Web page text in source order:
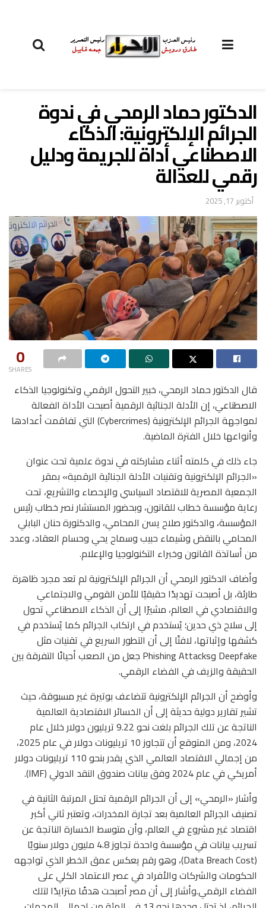
الدكتور حماد الرمحي في ندوة
الجرائم الإلكترونية: الذكاء
الاصطناعي أداة للجريمة ودليل
رقمي للعدالة
أكتوبر 17, 2025
0
SHARES
قال الدكتور حماد الرمحي، خبير التحول الرقمي وتكنولوجيا الذكاء
الاصطناعي، إن الأدلة الجنائية الرقمية أصبحت الأداة الفعالة
لمواجهة الجرائم الإلكترونية (Cybercrimes) التي تفاقمت أعدادها
وأنواعها خلال الفترة الماضية.
جاء ذلك في كلمته أثناء مشاركته في ندوة علمية تحت عنوان
«الجرائم الإلكترونية وتقنيات الأدلة الجنائية الرقمية» بمقر
الجمعية المصرية للاقتصاد السياسي والإحصاء والتشريع، تحت
رعاية مؤسسة خطاب للقانون، وبحضور المستشار نصر خطاب رئيس
المؤسسة، والدكتور صلاح يسن المحامي، والدكتورة حنان البابلي
المحامي بالنقض وشيماء حبيب وسماح يحي وحسام العقاد، وعدد
من أساتذة القانون وخبراء التكنولوجيا والإعلام.
وأضاف الدكتور الرمحي أن الجرائم الإلكترونية لم تعد مجرد ظاهرة
طارئة، بل أصبحت تهديدًا حقيقيًا للأمن القومي والاجتماعي
والاقتصادي في العالم، مشيرًا إلى أن الذكاء الاصطناعي تحول
إلى سلاح ذي حدين؛ يُستخدم في ارتكاب الجرائم كما يُستخدم في
كشفها وإثباتها، لافتًا إلى أن التطور السريع في تقنيات مثل
Deepfake وPhishing Attacks جعل من الصعب أحيانًا التفرقة بين
الحقيقة والزيف في الفضاء الرقمي.
وأوضح أن الجرائم الإلكترونية تتضاعف بوتيرة غير مسبوقة، حيث
تشير تقارير دولية حديثة إلى أن الخسائر الاقتصادية العالمية
الناتجة عن تلك الجرائم بلغت نحو 9.22 تريليون دولار خلال عام
2024، ومن المتوقع أن تتجاوز 10 تريليونات دولار في عام 2025،
من إجمالي الاقتصاد العالمي الذي يقدر بنحو 110 تريليونات دولار
أمريكي في عام 2024 وفق بيانات صندوق النقد الدولي (IMF).
وأشار «الرمحي» إلى أن الجرائم الرقمية تحتل المرتبة الثانية في
تصنيف الجرائم العالمية بعد تجارة المخدرات، وتعتبر ثاني أكبر
اقتصاد غير مشروع في العالم، وأن متوسط الخسارة الناتجة عن
تسريب بيانات في مؤسسة واحدة تجاوز 4.8 مليون دولار سنويًا
(Data Breach Cost)، وهو رقم يعكس عمق الخطر الذي تواجهه
الحكومات والشركات والأفراد في عصر الاعتماد الكلي على
الفضاء الرقمي.وأشار إلى أن مصر أصبحت هدفًا متزايدًا لتلك